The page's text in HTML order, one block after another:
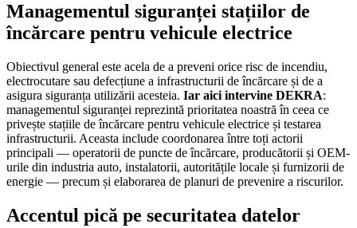
Managementul siguranței stațiilor de
încărcare pentru vehicule electrice
Obiectivul general este acela de a preveni orice risc de incendiu,
electrocutare sau defecțiune a infrastructurii de încărcare și de a
asigura siguranța utilizării acesteia. Iar aici intervine DEKRA:
managementul siguranței reprezintă prioritatea noastră în ceea ce
privește stațiile de încărcare pentru vehicule electrice și testarea
infrastructurii. Aceasta include coordonarea între toți actorii
principali — operatorii de puncte de încărcare, producătorii și OEM-
urile din industria auto, instalatorii, autoritățile locale și furnizorii de
energie — precum și elaborarea de planuri de prevenire a riscurilor.
Accentul pică pe securitatea datelor